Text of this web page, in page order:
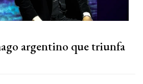
argentino que triunfa